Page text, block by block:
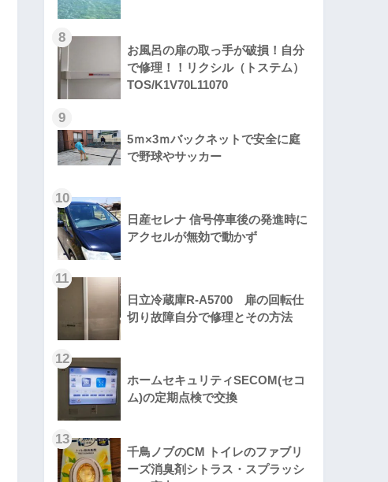
8
お風呂の扉の取っ手が破損！自分
で修理！！リクシル（トステム）
TOS/K1V70L11070
9
5ｍ×3ｍバックネットで安全に庭
で野球やサッカー
10
日産セレナ 信号停車後の発進時に
アクセルが無効で動かず
11
日立冷蔵庫R-A5700 扉の回転仕
切り故障自分で修理とその方法
12
ホームセキュリティSECOM(セコ
ム)の定期点検で交換
13
千鳥ノブのCM トイレのファブリ
ーズ消臭剤シトラス・スプラッシ